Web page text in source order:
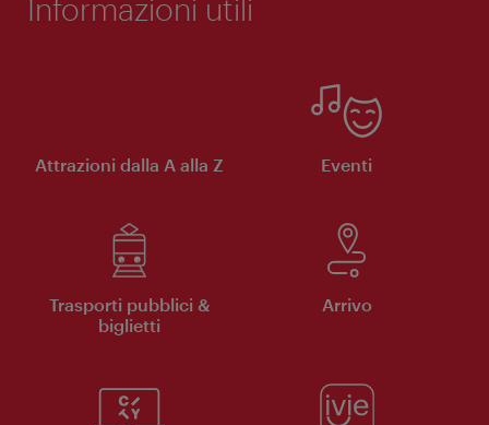
Informazioni utili
Attrazioni dalla A alla Z Eventi
Trasporti pubblici &
biglietti
Arrivo